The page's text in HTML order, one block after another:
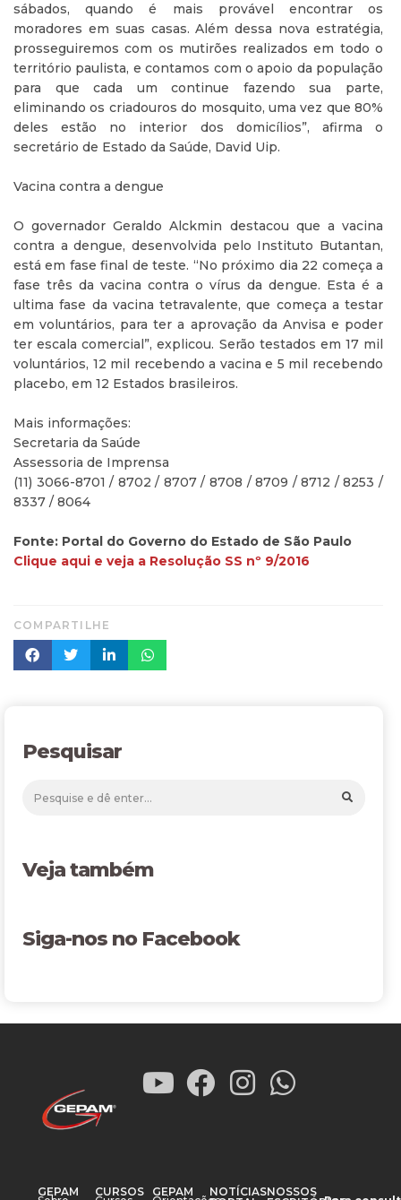
sábados, quando é mais provável encontrar os
moradores em suas casas. Além dessa nova estratégia,
prosseguiremos com os mutirões realizados em todo o
território paulista, e contamos com o apoio da população
para que cada um continue fazendo sua parte,
eliminando os criadouros do mosquito, uma vez que 80%
deles estão no interior dos domicílios”, afirma o
secretário de Estado da Saúde, David Uip.
Vacina contra a dengue
O governador Geraldo Alckmin destacou que a vacina
contra a dengue, desenvolvida pelo Instituto Butantan,
está em fase final de teste. “No próximo dia 22 começa a
fase três da vacina contra o vírus da dengue. Esta é a
ultima fase da vacina tetravalente, que começa a testar
em voluntários, para ter a aprovação da Anvisa e poder
ter escala comercial”, explicou. Serão testados em 17 mil
voluntários, 12 mil recebendo a vacina e 5 mil recebendo
placebo, em 12 Estados brasileiros.
Mais informações:
Secretaria da Saúde
Assessoria de Imprensa
(11) 3066-8701 / 8702 / 8707 / 8708 / 8709 / 8712 / 8253 /
8337 / 8064
Fonte: Portal do Governo do Estado de São Paulo
Clique aqui e veja a Resolução SS nº 9/2016
COMPARTILHE
Pesquisar
Veja também
Siga-nos no Facebook
GEPAM CURSOS GEPAM
NOTÍCIASNOSSOS